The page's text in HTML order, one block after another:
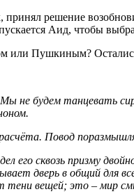
решение
Аид, чтобы
или Пушкиным?
не будем танцевать
Повод
его сквозь призму
дверь в общий для
вещей; это – мир